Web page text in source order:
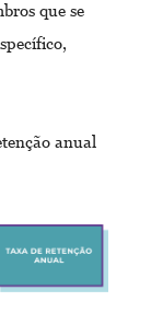
que se
anual